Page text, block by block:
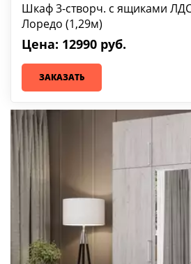
Шкаф 3-створч. с ящиками
Лоредо (1,29м)
Цена: 12990 руб.
ЗАКАЗАТЬ